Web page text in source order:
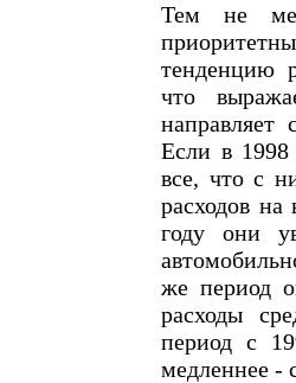
Тем не
тенденцию
что
направляет
Если в 1998
все, что с
расходов на
году они
же период
расходы
период с
медленнее -